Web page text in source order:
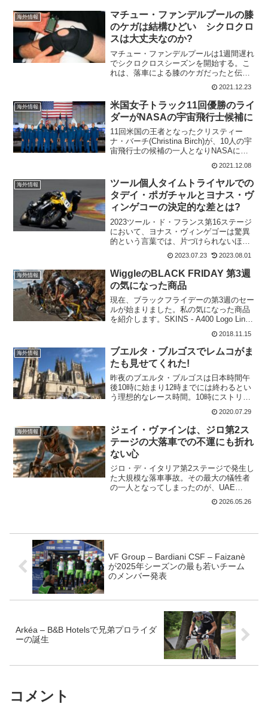
海外情報
マチュー・ファンデルプールの膝
のケガは結構ひどい シクロクロ
スは大丈夫なのか?
マチュー・ファンデルプールは1週間遅れ
でシクロクロスシーズンを開始する。こ
れは、落車による膝のケガだったと伝え
られていたが、この詳細がわかってき
た。裂傷があり結構重症のような感じが
する。デンデルモンデのシクロクロスで
は、いきなり絶好調のワウ...
2021.12.23
海外情報
米国女子トラック11回優勝のライ
ダーがNASAの宇宙飛行士候補に
11回米国の王者となったクリスティー
ナ・バーチ(Christina Birch)が、10人の宇
宙飛行士の候補の一人となりNASAに加
わった。これから2年間の訓練をNASAで
受けることになる。応募者は12,000人も
いたというから凄い倍率で勝...
2021.12.08
海外情報
ツール個人タイムトライヤルでの
タデイ・ポガチャルとヨナス・ヴ
ィンゲコーの決定的な差とは?
2023ツール・ド・フランス第16ステージ
において、ヨナス・ヴィンゲゴーは驚異
的という言葉では、片づけられないほど
のタイムをたたき出した。ライバルのタ
デイ・ポガチャルを圧倒し、タイム差は1
分38秒もついてしまった。タデイ・ポガ
チャルがリエー...
2023.07.23 2023.08.01
海外情報
WiggleのBLACK FRIDAY 第3週
の気になった商品
現在、ブラックフライデーの第3週のセー
ルが始まりました。私の気になった商品
を紹介します。SKINS - A400 Logo Line
ロングタイツSKINS - A400 Logo Line ロ
ングタイツ定価 17,000円が 46%～
59...
2018.11.15
海外情報
ブエルタ・ブルゴスでレムコがま
たも見せてくれた!
昨夜のブエルタ・ブルゴスは日本時間午
後10時に始まり12時までには終わるとい
う理想的なレース時間。10時にストリー
ミングが始まった時には、すでに残り
75km。4人が逃げている展開だったが、
彼らも時速50km/h前後で進んでいる。逃
げをつぶし...
2020.07.29
海外情報
ジェイ・ヴァインは、ジロ第2ス
テージの大落車での不運にも折れ
ない心
ジロ・デ・イタリア第2ステージで発生し
た大規模な落車事故。その最大の犠牲者
の一人となってしまったのが、UAE
Team Emirates - XRGのジェイ・ヴァイ
ンだった。激しいクラッシュにより病院
2026.05.26
VF Group – Bardiani CSF – Faizanè
が2025年シーズンの最も若いチーム
のメンバー発表
Arkéa – B&B Hotelsで兄弟プロライダ
ーの誕生
コメント